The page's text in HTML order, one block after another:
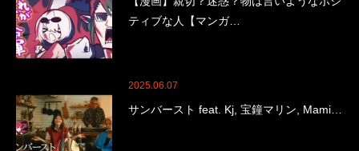
ティブな人【マンガ…
2025.06.07
サンバースト feat. Kj, 宝鐘マリン, Mami…